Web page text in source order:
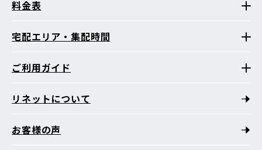
料金表
宅配エリア・集配時間
ご利用ガイド
リネットについて
お客様の声